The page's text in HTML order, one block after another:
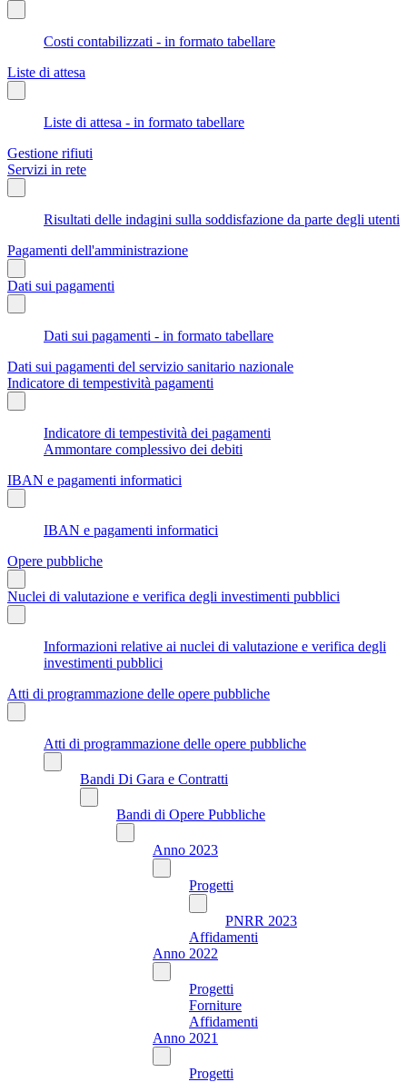
Costi contabilizzati - in formato tabellare
Liste di attesa
Liste di attesa - in formato tabellare
Gestione rifiuti
Servizi in rete
Risultati delle indagini sulla soddisfazione da parte degli utenti
Pagamenti dell'amministrazione
Dati sui pagamenti
Dati sui pagamenti - in formato tabellare
Dati sui pagamenti del servizio sanitario nazionale
Indicatore di tempestività pagamenti
Indicatore di tempestività dei pagamenti
Ammontare complessivo dei debiti
IBAN e pagamenti informatici
IBAN e pagamenti informatici
Opere pubbliche
Nuclei di valutazione e verifica degli investimenti pubblici
Informazioni relative ai nuclei di valutazione e verifica degli
investimenti pubblici
Atti di programmazione delle opere pubbliche
Atti di programmazione delle opere pubbliche
Bandi Di Gara e Contratti
Bandi di Opere Pubbliche
Anno 2023
Progetti
PNRR 2023
Affidamenti
Anno 2022
Progetti
Forniture
Affidamenti
Anno 2021
Progetti